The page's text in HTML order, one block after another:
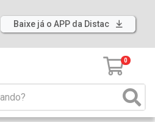
Baixe já o APP da Distac
0